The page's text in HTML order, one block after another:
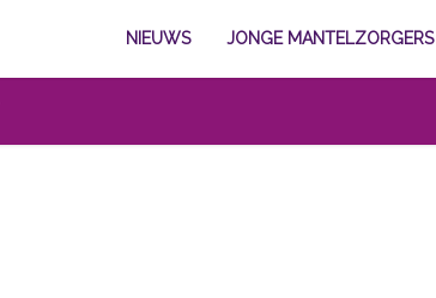
NIEUWS JONGE MANTELZORGERS